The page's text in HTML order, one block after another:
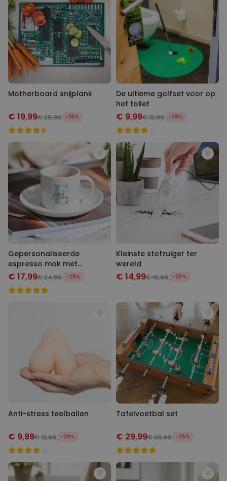
Motherboard snijplank
€ 19,99€ 29,99 -33%
De ultieme golfset voor op
het toilet
€ 9,99€ 13,99 -29%
Gepersonaliseerde
espresso mok met
monogram
€ 17,99€ 24,99 -28%
Kleinste stofzuiger ter
wereld
€ 14,99€ 19,99 -25%
Anti-stress teelballen
€ 9,99€ 13,99 -29%
Tafelvoetbal set
€ 29,99€ 39,99 -25%